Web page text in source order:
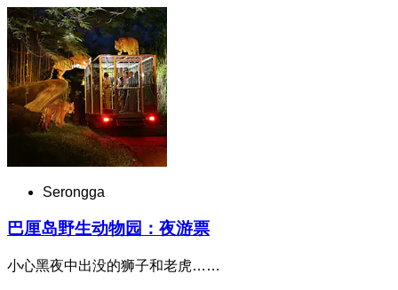
Serongga
巴厘岛野生动物园：夜游票
小心黑夜中出没的狮子和老虎……